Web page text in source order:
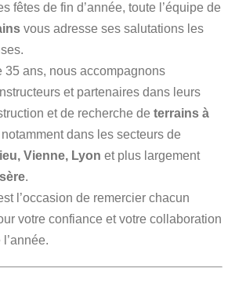
fêtes de fin d’année, toute l’équipe de
vous adresse ses salutations les
35 ans, nous accompagnons
et partenaires dans leurs
et de recherche de terrains à
notamment dans les secteurs de
Vienne, Lyon et plus largement
.
l’occasion de remercier chacun
votre confiance et votre collaboration